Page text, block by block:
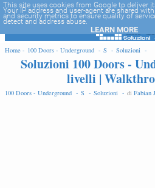
-->
Home - 100 Doors - Underground - S - Soluzioni -
Soluzioni 100 Doors -
livelli |
100 Doors - Underground - S - Soluzioni - di Fabian
This site uses cookies from Google to deliver
Your IP address and user-agent are shared
and security metrics to ensure quality of
detect and address abuse.
LEARN MORE